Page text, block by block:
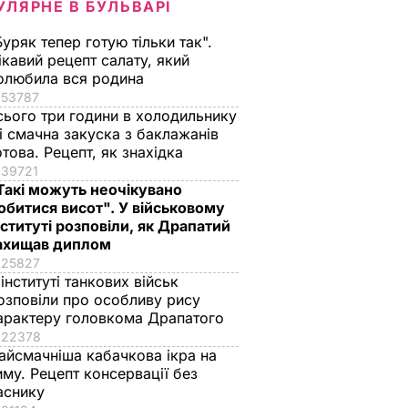
упир"
лякав
даху
і в
"Саме там його
відвідують члени
родини протягом
літа". Де
відпочивають
Чарльз III і його
дружина Камілла
В БУЛЬВАРІ
тепер готую тільки так".
рецепт салату, який
вся родина
53787
три години в холодильнику
смачна закуска з баклажанів
Рецепт, як знахідка
39721
можуть неочікувано
висот". У військовому
розповіли, як Драпатий
диплом
25827
танкових військ
про особливу рису
головкома Драпатого
22378
кабачкова ікра на
Рецепт консервації без